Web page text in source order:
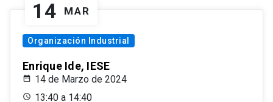
14 MAR
Organización Industrial
Enrique Ide, IESE
14 de Marzo de 2024
13:40 a 14:40